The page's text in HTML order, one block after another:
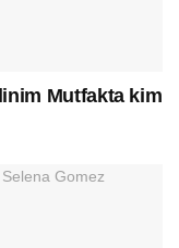
Mutfakta kim